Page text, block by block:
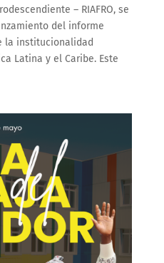
– RIAFRO, se
del informe
la institucionalidad
Latina y el Caribe. Este